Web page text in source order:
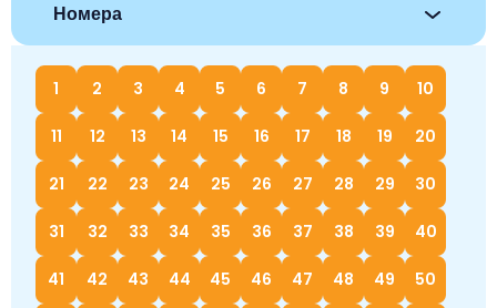
Номера
1 2 3 4 5 6 7 8 9 10
11 12 13 14 15 16 17 18 19 20
21 22 23 24 25 26 27 28 29 30
31 32 33 34 35 36 37 38 39 40
41 42 43 44 45 46 47 48 49 50